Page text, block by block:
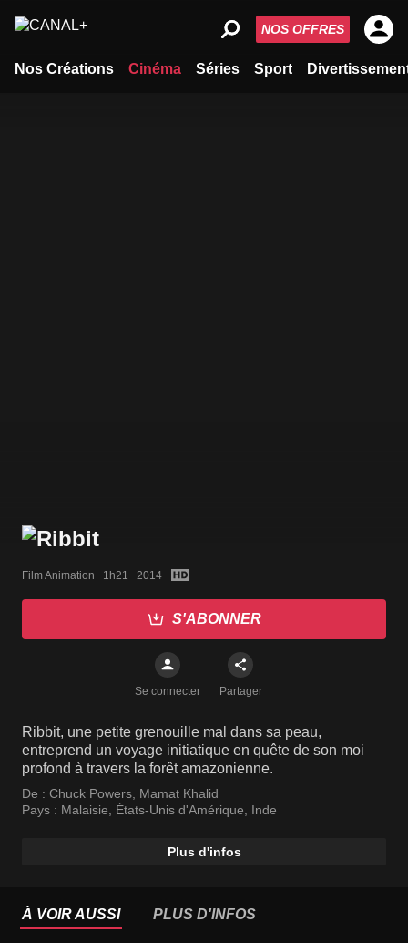
Nos Créations Cinéma Séries Sport
NOS OFFRES
Film Animation   1h21   2014
S'ABONNER
Se connecter Partager
Ribbit, une petite grenouille mal dans sa peau,
entreprend un voyage initiatique en quête de son moi
profond à travers la forêt amazonienne.
De : Chuck Powers, Mamat Khalid
Pays : Malaisie, États-Unis d'Amérique, Inde
Plus d'infos
À VOIR AUSSI PLUS D'INFOS